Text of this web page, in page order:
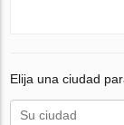
Elija una ciudad